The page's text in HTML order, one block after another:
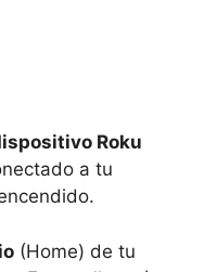
Roku
a tu
(Home) de tu